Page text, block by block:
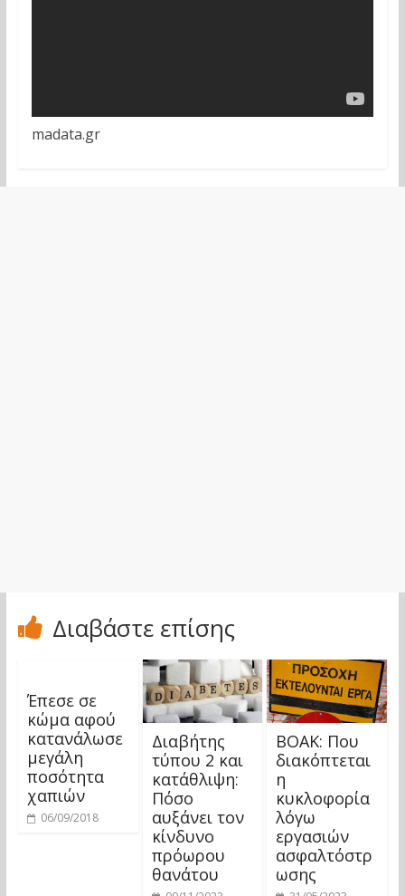
madata.gr
Διαβάστε επίσης
Έπεσε σε
κώμα αφού
κατανάλωσε
μεγάλη
ποσότητα
χαπιών
06/09/2018
Διαβήτης
τύπου 2 και
κατάθλιψη:
Πόσο
αυξάνει τον
κίνδυνο
πρόωρου
θανάτου
ΒΟΑΚ: Που
διακόπτεται
η
κυκλοφορία
λόγω
εργασιών
ασφαλτόστρ
ωσης